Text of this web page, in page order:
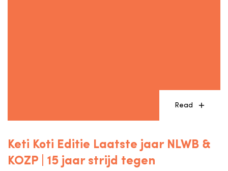
Read
Keti Koti Editie Laatste jaar NLWB &
KOZP | 15 jaar strijd tegen